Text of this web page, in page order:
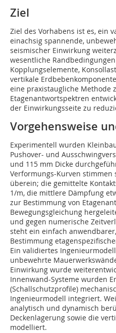
Ziel
Ziel des Vorhabens ist es, ein
einachsig spannende,
seismischer Einwirkung
wesentliche
Kopplungselemente,
vertikale
eine praxistaugliche Methode
Etagenantwortspektren
der Einwirkungsseite zu
Vorgehensweise
Experimentell wurden
Pushover- und
und 115 mm Dicke
Verformungs-Kurven
überein; die gemittelte
1/m, die mittlere Dämpfung
zur Bestimmung von
Bewegungsgleichung
und gegen numerische
steht ein einfach
Bestimmung
Ein validiertes
unbewehrte
Einwirkung wurde
Innenwand-Systeme wurden
(Schallschutzprofile)
Ingenieurmodell integriert.
analytisch und dynamisch
Deckenlagerung sowie die
modelliert.